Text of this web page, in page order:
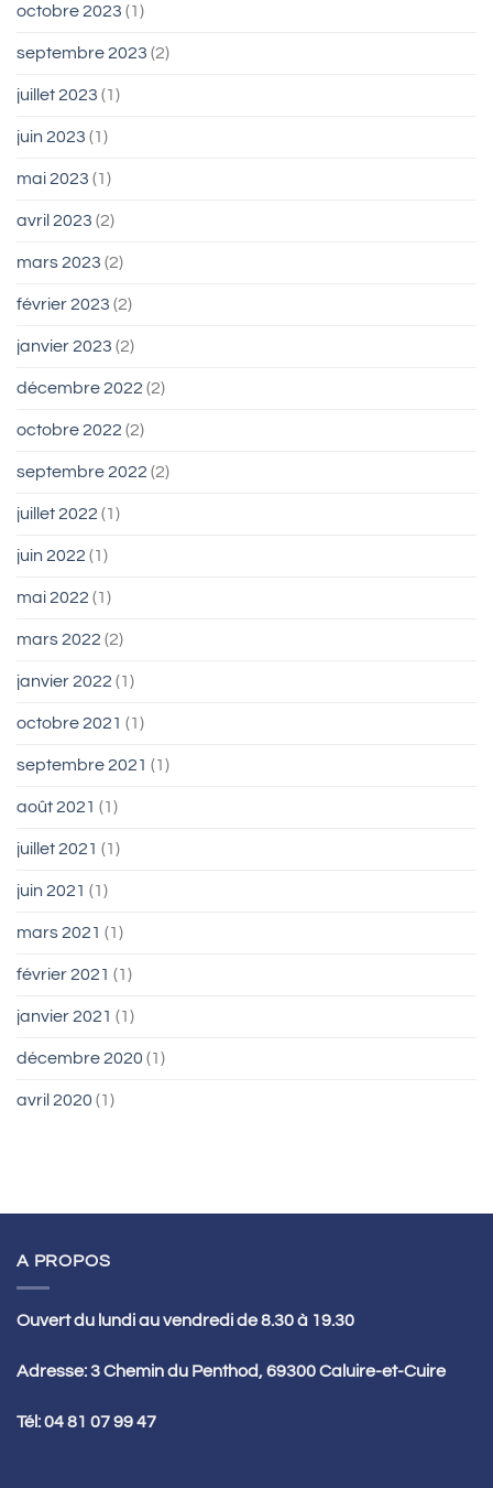
octobre 2023 (1)
septembre 2023 (2)
juillet 2023 (1)
juin 2023 (1)
mai 2023 (1)
avril 2023 (2)
mars 2023 (2)
février 2023 (2)
janvier 2023 (2)
décembre 2022 (2)
octobre 2022 (2)
septembre 2022 (2)
juillet 2022 (1)
juin 2022 (1)
mai 2022 (1)
mars 2022 (2)
janvier 2022 (1)
octobre 2021 (1)
septembre 2021 (1)
août 2021 (1)
juillet 2021 (1)
juin 2021 (1)
mars 2021 (1)
février 2021 (1)
janvier 2021 (1)
décembre 2020 (1)
avril 2020 (1)
A PROPOS
Ouvert du lundi au vendredi de 8.30 à 19.30
Adresse: 3 Chemin du Penthod, 69300 Caluire-et-Cuire
Tél:04 81 07 99 47